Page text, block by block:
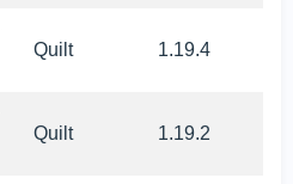
Quilt 1.19.4
Quilt 1.19.2